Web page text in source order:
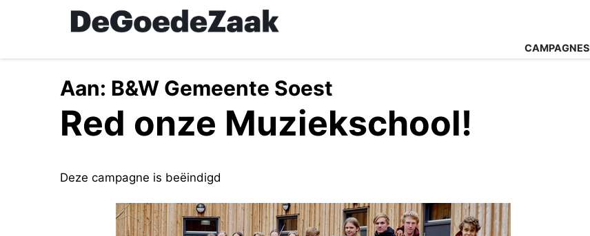
content
CAMPAGNES
Aan: B&W Gemeente Soest
Red onze Muziekschool!
Deze campagne is beëindigd